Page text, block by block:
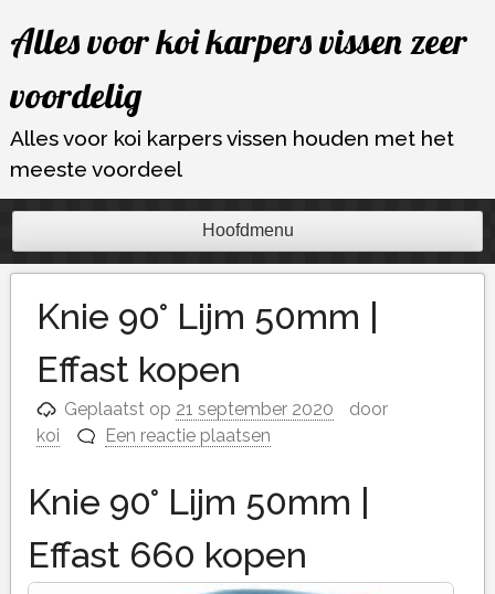
naar
inhoud
Alles voor koi karpers vissen zeer
voordelig
Alles voor koi karpers vissen houden met het
meeste voordeel
Hoofdmenu
Knie 90° Lijm 50mm |
Effast kopen
Geplaatst op 21 september 2020
door
koi
Een reactie plaatsen
Knie 90° Lijm 50mm |
Effast 660 kopen